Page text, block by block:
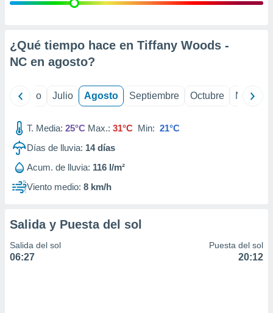
e
mediante
de
1199
¿Qué tiempo hace en Tiffany Woods -
NC en agosto?
Junio Julio Agosto Septiembre Octubre
T. Media: 25°C Max.: 31°C Min: 21°C
Días de lluvia: 14días
Acum. de lluvia: 116 l/m²
Viento medio: 8 km/h
Salida y Puesta del sol
Salida del sol
06:27
Puesta del sol
20:12